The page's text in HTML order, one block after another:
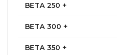
BETA 250 +
BETA 300 +
BETA 350 +